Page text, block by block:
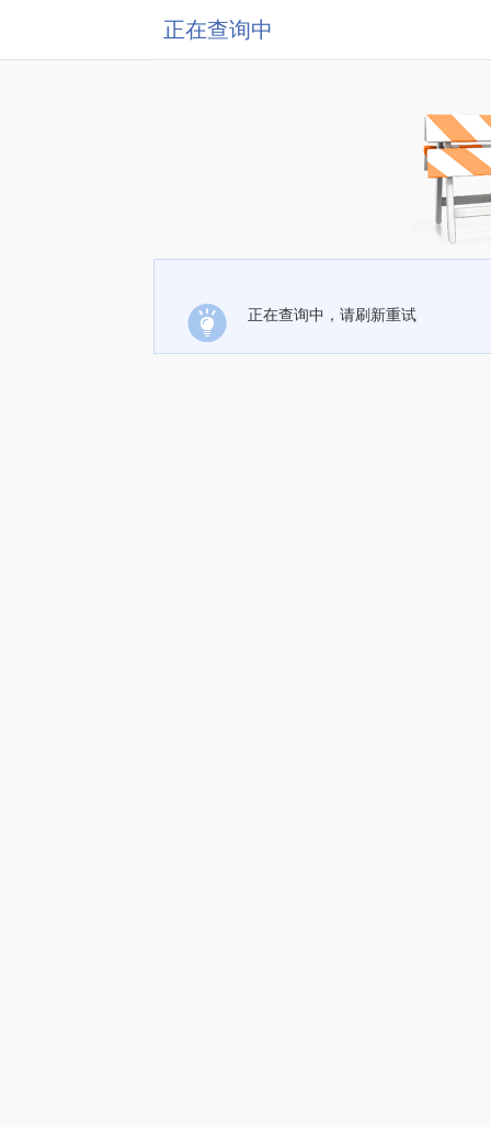
正在查询中
正在查询中，请刷新重试